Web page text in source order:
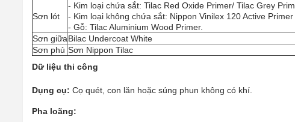
Sơn lót
- Kim loại chứa sắt: Tilac Red Oxide Primer/ Tilac Grey
- Kim loại không chứa sắt: Nippon Vinilex 120 Active Primer
- Gỗ: Tilac Aluminium Wood Primer.
Sơn giữaBilac Undercoat White
Sơn phủ Sơn Nippon Tilac
Dữ liệu thi công
Dụng cụ: Cọ quét, con lăn hoặc súng phun không có khí.
Pha loãng: